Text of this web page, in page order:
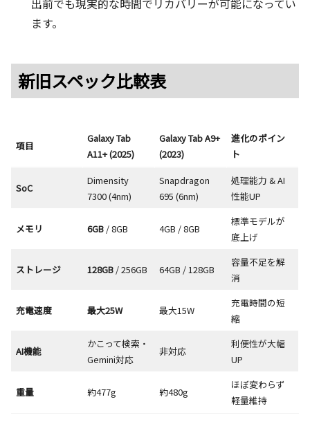
出前でも現実的な時間でリカバリーが可能になってい
ます。
新旧スペック比較表
項目
Galaxy Tab
A11+ (2025)
Galaxy Tab A9+
(2023)
進化のポイン
ト
SoC
Dimensity
7300 (4nm)
Snapdragon
695 (6nm)
処理能力 & AI
性能UP
メモリ 6GB / 8GB 4GB / 8GB
標準モデルが
底上げ
ストレージ 128GB / 256GB 64GB / 128GB
容量不足を解
消
充電速度 最大25W 最大15W
充電時間の短
縮
AI機能
かこって検索・
Gemini対応
非対応
利便性が大幅
UP
重量 約477g 約480g
ほぼ変わらず
軽量維持